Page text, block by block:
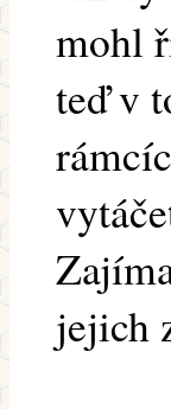
mohl
teď v
jejich